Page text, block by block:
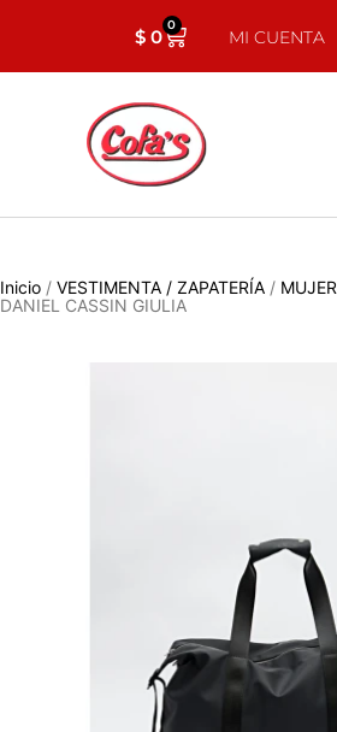
$0 0
MI CUENTA
Inicio / VESTIMENTA / ZAPATERÍA / MUJER
DANIEL CASSIN GIULIA